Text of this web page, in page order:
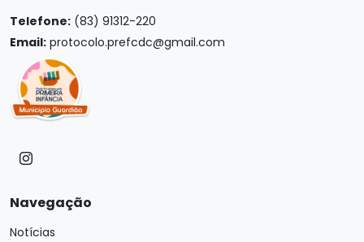
Telefone: (83) 91312-220
Email: protocolo.prefcdc@gmail.com
Navegação
Notícias